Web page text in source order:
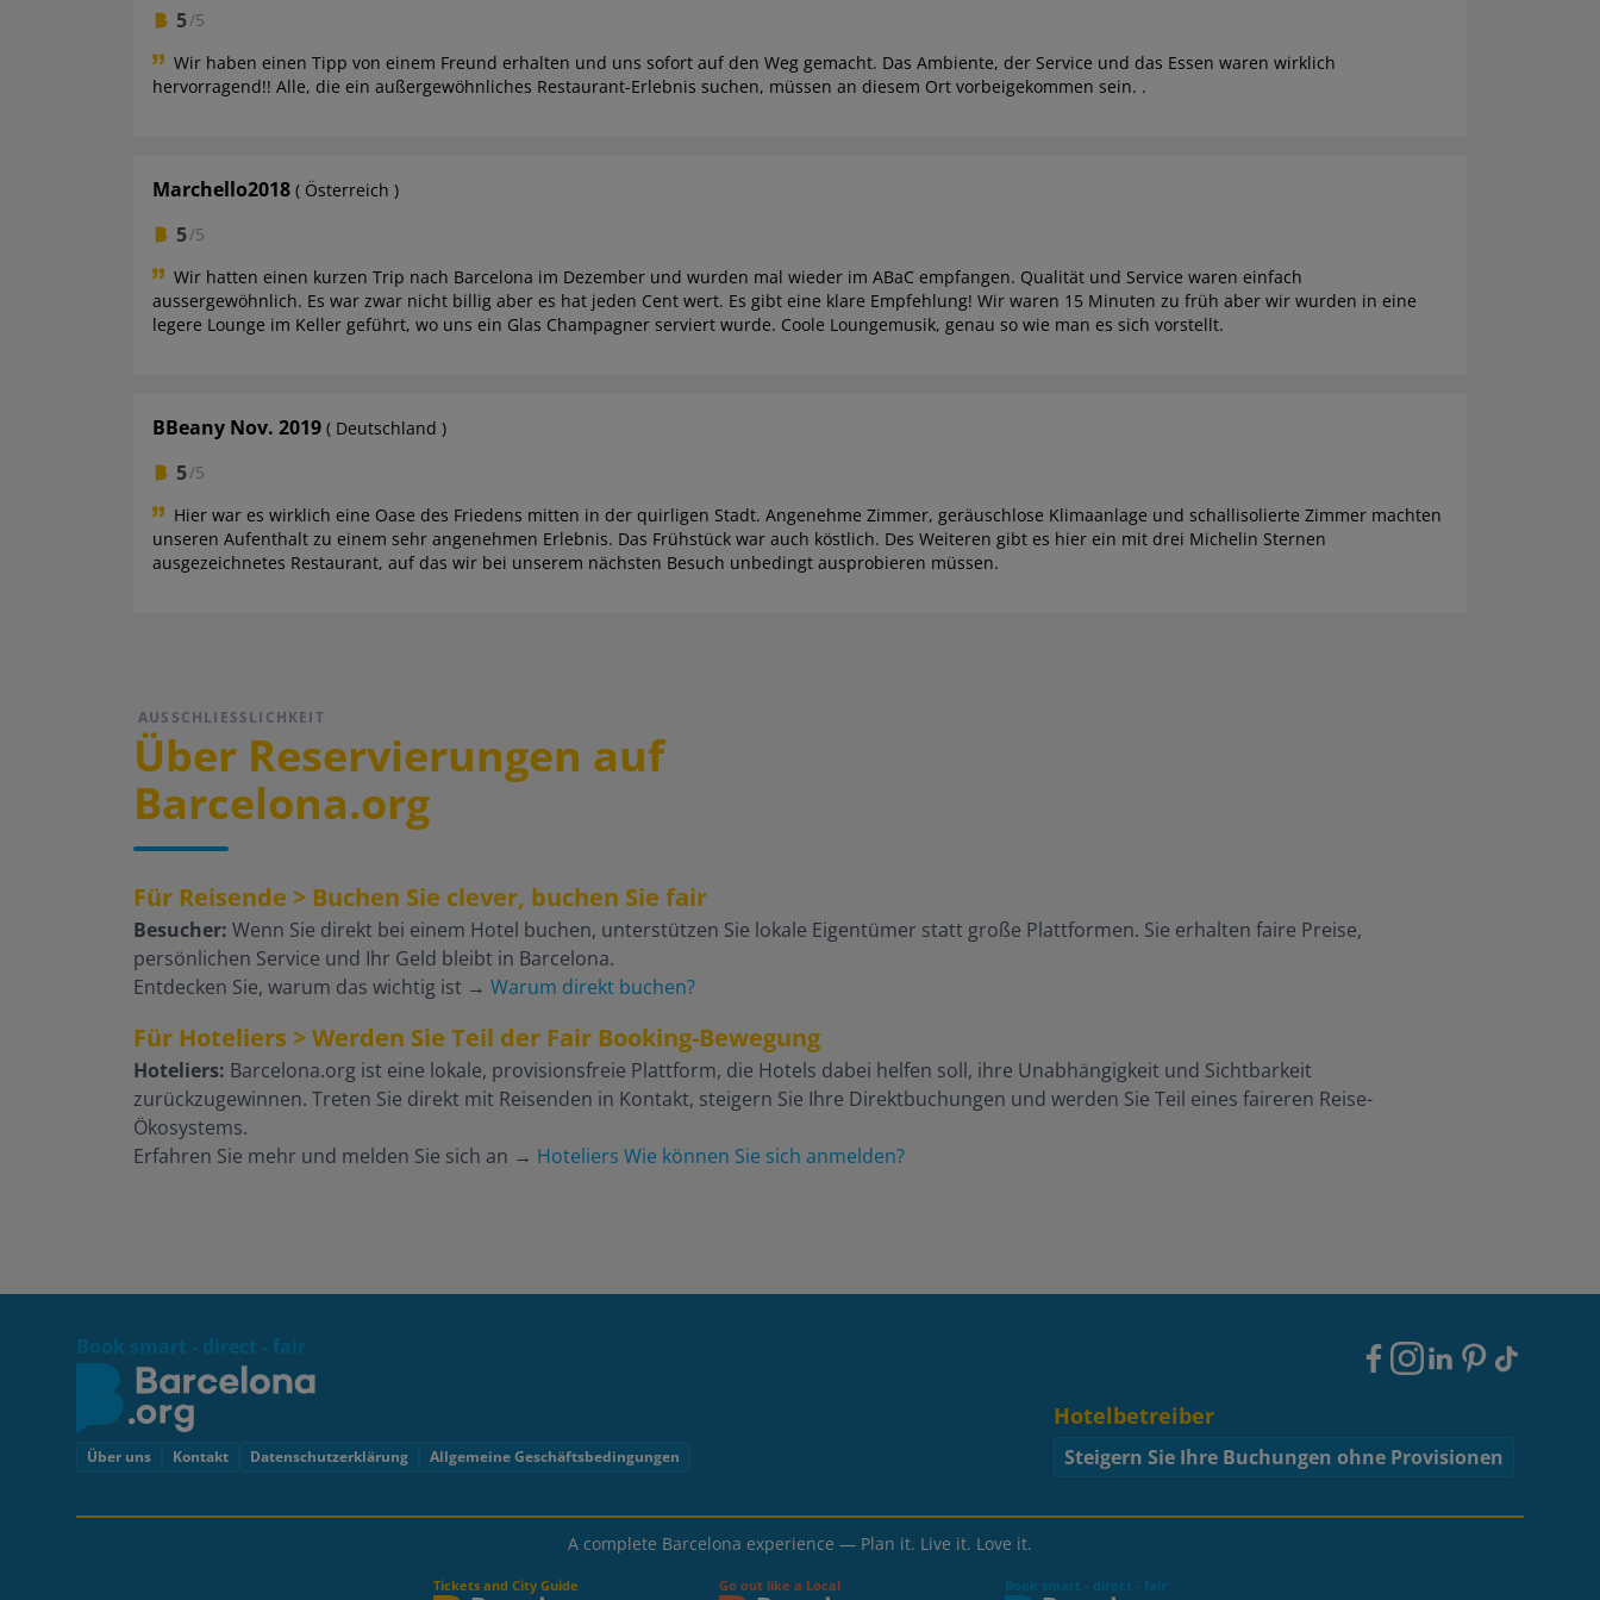
5/5
Wir haben einen Tipp von einem Freund erhalten und uns sofort auf den Weg gemacht. Das Ambiente, der Service und das Essen waren wirklich
hervorragend!! Alle, die ein außergewöhnliches Restaurant-Erlebnis suchen, müssen an diesem Ort vorbeigekommen sein. .
Marchello2018 ( Österreich )
5/5
Wir hatten einen kurzen Trip nach Barcelona im Dezember und wurden mal wieder im ABaC empfangen. Qualität und Service waren einfach
aussergewöhnlich. Es war zwar nicht billig aber es hat jeden Cent wert. Es gibt eine klare Empfehlung! Wir waren 15 Minuten zu früh aber wir wurden in eine
legere Lounge im Keller geführt, wo uns ein Glas Champagner serviert wurde. Coole Loungemusik, genau so wie man es sich vorstellt.
BBeany Nov. 2019 ( Deutschland )
5/5
Hier war es wirklich eine Oase des Friedens mitten in der quirligen Stadt. Angenehme Zimmer, geräuschlose Klimaanlage und schallisolierte Zimmer machten
unseren Aufenthalt zu einem sehr angenehmen Erlebnis. Das Frühstück war auch köstlich. Des Weiteren gibt es hier ein mit drei Michelin Sternen
ausgezeichnetes Restaurant, auf das wir bei unserem nächsten Besuch unbedingt ausprobieren müssen.
AUSSCHLIESSLICHKEIT
Über Reservierungen auf
Barcelona.org
Für Reisende > Buchen Sie clever, buchen Sie fair
Besucher: Wenn Sie direkt bei einem Hotel buchen, unterstützen Sie lokale Eigentümer statt große Plattformen. Sie erhalten faire Preise,
persönlichen Service und Ihr Geld bleibt in Barcelona.
Entdecken Sie, warum das wichtig ist → Warum direkt buchen?
Für Hoteliers > Werden Sie Teil der Fair Booking-Bewegung
Hoteliers: Barcelona.org ist eine lokale, provisionsfreie Plattform, die Hotels dabei helfen soll, ihre Unabhängigkeit und Sichtbarkeit
zurückzugewinnen. Treten Sie direkt mit Reisenden in Kontakt, steigern Sie Ihre Direktbuchungen und werden Sie Teil eines faireren Reise-
Ökosystems.
Erfahren Sie mehr und melden Sie sich an → Hoteliers Wie können Sie sich anmelden?
Book smart - direct - fair
Footer
Social
Footer
Über uns Kontakt Datenschutzerklärung Allgemeine Geschäftsbedingungen
Hotelbetreiber
Steigern Sie Ihre Buchungen ohne Provisionen
A complete Barcelona experience — Plan it. Live it. Love it.
Tickets and City Guide Go out like a Local Book smart - direct - fair